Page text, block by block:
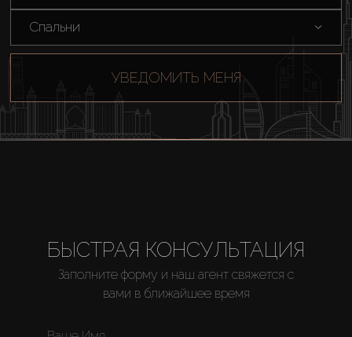
Продажа
Спальни
УВЕДОМИТЬ МЕНЯ
БЫСТРАЯ КОНСУЛЬТАЦИЯ
Заполните форму и наш агент свяжется с
вами в ближайшее время